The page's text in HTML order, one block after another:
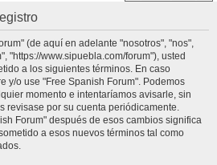
(de aquí en adelante "nosotros", "nos",
"https://www.sipuebla.com/forum"), usted
a los siguientes términos. En caso
y/o use "Free Spanish Forum". Podemos
momento e intentaríamos avisarle, sin
revisase por su cuenta periódicamente.
Forum" después de esos cambios significa
a esos nuevos términos tal como